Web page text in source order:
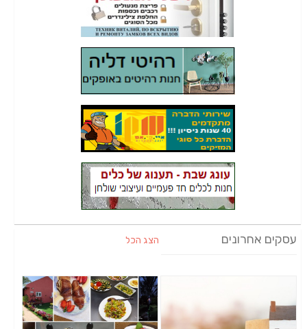
עסקים אחרונים הצג הכל